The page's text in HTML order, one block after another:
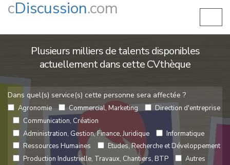
cDiscussion.com
Plusieurs milliers de talents disponibles
actuellement dans cette CVthèque
Dans quel(s) service(s) cette personne sera affectée ?
Agronomie Commercial, Marketing
Direction d'entreprise
Communication, Création
Administration, Gestion, Finance, Juridique
Informatique
Ressources Humaines
Etudes, Recherche et Développement
Production Industrielle, Travaux, Chantiers, BTP
Autres